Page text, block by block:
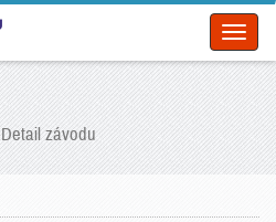
Detail závodu